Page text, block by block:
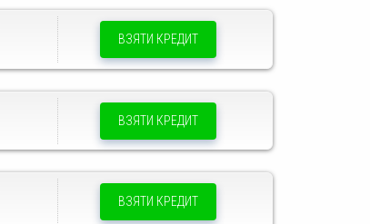
ВЗЯТИ КРЕДИТ
ВЗЯТИ КРЕДИТ
ВЗЯТИ КРЕДИТ